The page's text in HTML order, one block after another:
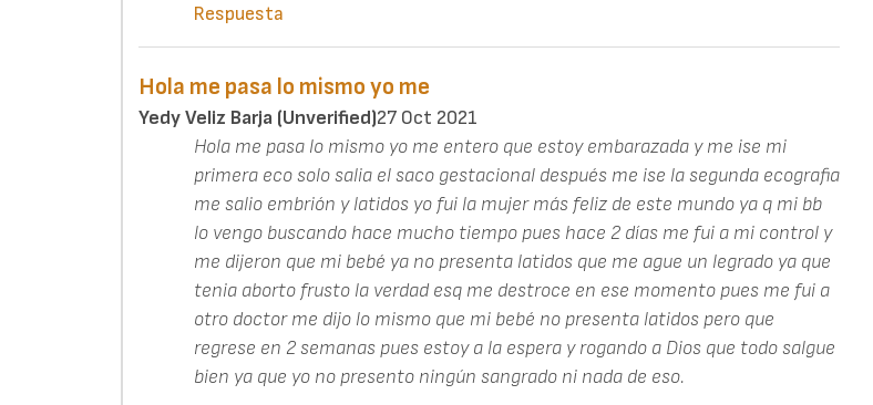
Respuesta
Hola me pasa lo mismo yo me
Yedy Veliz Barja (unverified)27 Oct 2021
Hola me pasa lo mismo yo me entero que estoy embarazada y me ise mi
primera eco solo salia el saco gestacional después me ise la segunda ecografia
me salio embrión y latidos yo fui la mujer más feliz de este mundo ya q mi bb
lo vengo buscando hace mucho tiempo pues hace 2 días me fui a mi control y
me dijeron que mi bebé ya no presenta latidos que me ague un legrado ya que
tenia aborto frusto la verdad esq me destroce en ese momento pues me fui a
otro doctor me dijo lo mismo que mi bebé no presenta latidos pero que
regrese en 2 semanas pues estoy a la espera y rogando a Dios que todo salgue
bien ya que yo no presento ningún sangrado ni nada de eso.